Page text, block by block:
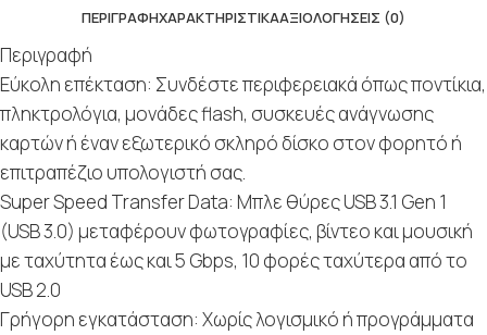
ΠΕΡΙΓΡΑΦΉΧΑΡΑΚΤΗΡΙΣΤΙΚΆΑΞΙΟΛΟΓΉΣΕΙΣ (0)
Περιγραφή
Εύκολη επέκταση: Συνδέστε περιφερειακά όπως ποντίκια,
πληκτρολόγια, μονάδες flash, συσκευές ανάγνωσης
καρτών ή έναν εξωτερικό σκληρό δίσκο στον φορητό ή
επιτραπέζιο υπολογιστή σας.
Super Speed ​​Transfer Data: Μπλε θύρες USB 3.1 Gen 1
(USB 3.0) μεταφέρουν φωτογραφίες, βίντεο και μουσική
με ταχύτητα έως και 5 Gbps, 10 φορές ταχύτερα από το
USB 2.0
Γρήγορη εγκατάσταση: Χωρίς λογισμικό ή προγράμματα